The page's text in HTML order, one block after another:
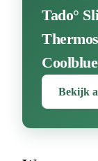
Tado°
Coolblue
Bekijk